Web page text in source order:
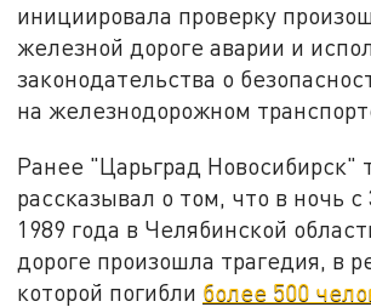
инициировала проверку
железной дороге аварии и
законодательства о
на железнодорожном
Ранее "Царьград Новосибирск"
рассказывал о том, что в ночь
1989 года в Челябинской
дороге произошла трагедия, в
которой погибли более 500